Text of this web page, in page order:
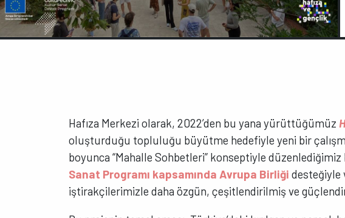
Hafıza Merkezi olarak, 2022’den bu yana yürüttüğümüz
oluşturduğu topluluğu büyütme hedefiyle yeni bir
boyunca “Mahalle Sohbetleri” konseptiyle düzenlediğimiz
Sanat Programı kapsamında Avrupa Birliği desteğiyle
iştirakçilerimizle daha özgün, çeşitlendirilmiş ve